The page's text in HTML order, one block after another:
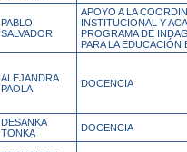
PABLO
SALVADOR
APOYO A LA
INSTITUCIONAL Y
PROGRAMA DE
PARA LA
ALEJANDRA
PAOLA
DOCENCIA
DESANKA
TONKA
DOCENCIA